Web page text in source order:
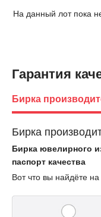
На данный лот пока
Гарантия
Бирка
Бирка
Бирка ювелирного
паспорт качества
Вот что вы найдёте на